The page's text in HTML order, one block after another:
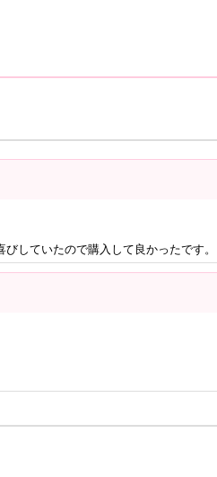
していたので購入して良かったです。